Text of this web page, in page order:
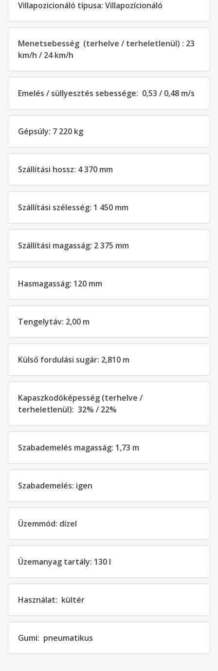
Villapozicionáló típusa: Villapozícionáló
Menetsebesség (terhelve / terheletlenül) : 23
km/h / 24km/h
Emelés / süllyesztés sebessége: 0,53 / 0,48 m/s
Gépsúly: 7 220 kg
Szállítási hossz: 4 370 mm
Szállítási szélesség: 1 450 mm
Szállítási magasság: 2375 mm
Hasmagasság: 120 mm
Tengelytáv: 2,00 m
Külső fordulási sugár: 2,810 m
Kapaszkodóképesség (terhelve /
terheletlenül): 32% / 22%
Szabademelés magasság: 1,73 m
Szabademelés: igen
Üzemmód: dízel
Üzemanyag tartály: 130 l
Használat: kültér
Gumi: pneumatikus